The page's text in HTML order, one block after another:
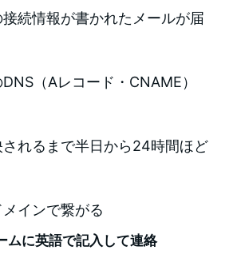
接続情報が書かれたメールが届
DNS（Aレコード・CNAME）
れるまで半日から24時間ほど
インで繋がる
ムに英語で記入して連絡